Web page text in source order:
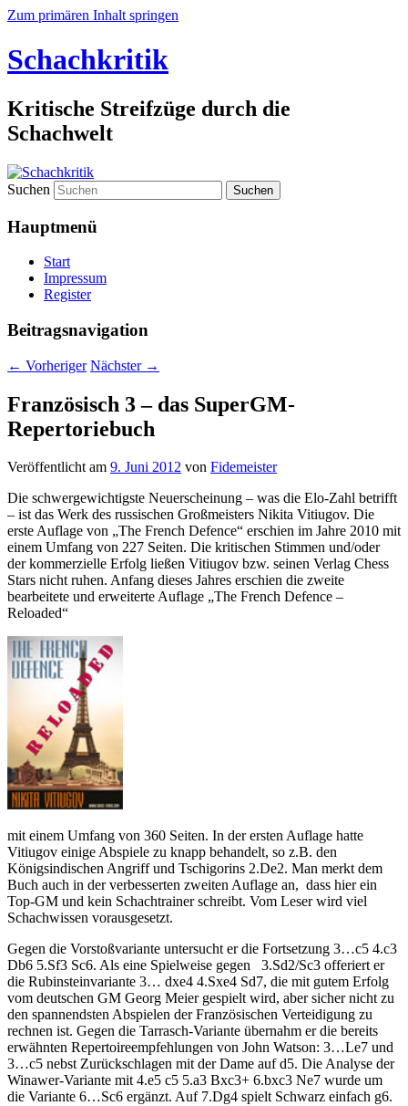
Zum primären Inhalt springen
Schachkritik
Kritische Streifzüge durch die
Schachwelt
Suchen
Hauptmenü
Start
Impressum
Register
Beitragsnavigation
← Vorheriger Nächster →
Französisch 3 – das SuperGM-
Repertoriebuch
Veröffentlicht am 9. Juni 2012 von Fidemeister
Die schwergewichtigste Neuerscheinung – was die Elo-Zahl betrifft
– ist das Werk des russischen Großmeisters Nikita Vitiugov. Die
erste Auflage von „The French Defence“ erschien im Jahre 2010 mit
einem Umfang von 227 Seiten. Die kritischen Stimmen und/oder
der kommerzielle Erfolg ließen Vitiugov bzw. seinen Verlag Chess
Stars nicht ruhen. Anfang dieses Jahres erschien die zweite
bearbeitete und erweiterte Auflage „The French Defence –
Reloaded“
mit einem Umfang von 360 Seiten. In der ersten Auflage hatte
Vitiugov einige Abspiele zu knapp behandelt, so z.B. den
Königsindischen Angriff und Tschigorins 2.De2. Man merkt dem
Buch auch in der verbesserten zweiten Auflage an, dass hier ein
Top-GM und kein Schachtrainer schreibt. Vom Leser wird viel
Schachwissen vorausgesetzt.
Gegen die Vorstoßvariante untersucht er die Fortsetzung 3…c5 4.c3
Db6 5.Sf3 Sc6. Als eine Spielweise gegen 3.Sd2/Sc3 offeriert er
die Rubinsteinvariante 3… dxe4 4.Sxe4 Sd7, die mit gutem Erfolg
vom deutschen GM Georg Meier gespielt wird, aber sicher nicht zu
den spannendsten Abspielen der Französischen Verteidigung zu
rechnen ist. Gegen die Tarrasch-Variante übernahm er die bereits
erwähnten Repertoireempfehlungen von John Watson: 3…Le7 und
3…c5 nebst Zurückschlagen mit der Dame auf d5. Die Analyse der
Winawer-Variante mit 4.e5 c5 5.a3 Bxc3+ 6.bxc3 Ne7 wurde um
die Variante 6…Sc6 ergänzt. Auf 7.Dg4 spielt Schwarz einfach g6.